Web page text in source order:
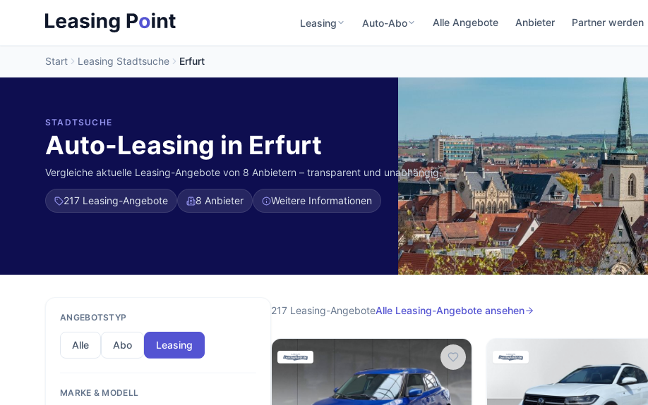
Leasing Auto-Abo Alle Angebote Anbieter Partner werden
Start Leasing Stadtsuche Erfurt
STADTSUCHE
Auto-Leasing in Erfurt
Vergleiche aktuelle Leasing-Angebote von 8 Anbietern – transparent und unabhängig.
217 Leasing-Angebote 8 Anbieter Weitere Informationen
ANGEBOTSTYP
Alle Abo Leasing
MARKE & MODELL
217 Leasing-AngeboteAlle Leasing-Angebote ansehen